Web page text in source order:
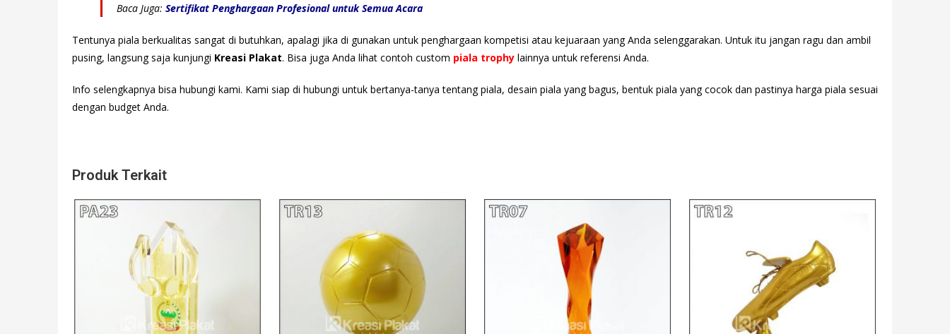
Baca Juga: Sertifikat Penghargaan Profesional untuk Semua Acara
Tentunya piala berkualitas sangat di butuhkan, apalagi jika di gunakan untuk penghargaan kompetisi atau kejuaraan yang Anda selenggarakan. Untuk itu jangan ragu dan ambil
pusing, langsung saja kunjungi Kreasi Plakat. Bisa juga Anda lihat contoh custom piala trophy lainnya untuk referensi Anda.
Info selengkapnya bisa hubungi kami. Kami siap di hubungi untuk bertanya-tanya tentang piala, desain piala yang bagus, bentuk piala yang cocok dan pastinya harga piala sesuai
dengan budget Anda.
Produk Terkait